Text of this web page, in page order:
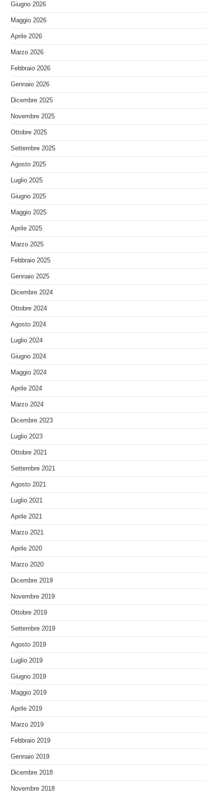
Giugno 2026
Maggio 2026
Aprile 2026
Marzo 2026
Febbraio 2026
Gennaio 2026
Dicembre 2025
Novembre 2025
Ottobre 2025
Settembre 2025
Agosto 2025
Luglio 2025
Giugno 2025
Maggio 2025
Aprile 2025
Marzo 2025
Febbraio 2025
Gennaio 2025
Dicembre 2024
Ottobre 2024
Agosto 2024
Luglio 2024
Giugno 2024
Maggio 2024
Aprile 2024
Marzo 2024
Dicembre 2023
Luglio 2023
Ottobre 2021
Settembre 2021
Agosto 2021
Luglio 2021
Aprile 2021
Marzo 2021
Aprile 2020
Marzo 2020
Dicembre 2019
Novembre 2019
Ottobre 2019
Settembre 2019
Agosto 2019
Luglio 2019
Giugno 2019
Maggio 2019
Aprile 2019
Marzo 2019
Febbraio 2019
Gennaio 2019
Dicembre 2018
Novembre 2018